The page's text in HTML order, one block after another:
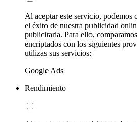
Al aceptar este servicio, podemos
el éxito de nuestra publicidad
publicitaria. Para ello,
encriptados con los siguientes
utilizas sus servicios:
Google Ads
Rendimiento